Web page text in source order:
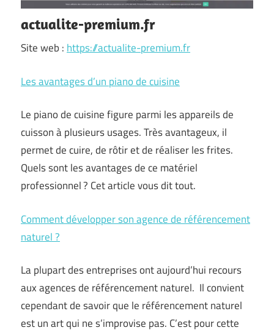
actualite-premium.fr
Site web : https://actualite-premium.fr
Les avantages d’un piano de cuisine
Le piano de cuisine figure parmi les appareils de
cuisson à plusieurs usages. Très avantageux, il
permet de cuire, de rôtir et de réaliser les frites.
Quels sont les avantages de ce matériel
professionnel ? Cet article vous dit tout.
Comment développer son agence de référencement
naturel ?
La plupart des entreprises ont aujourd’hui recours
aux agences de référencement naturel. Il convient
cependant de savoir que le référencement naturel
est un art qui ne s’improvise pas. C’est pour cette